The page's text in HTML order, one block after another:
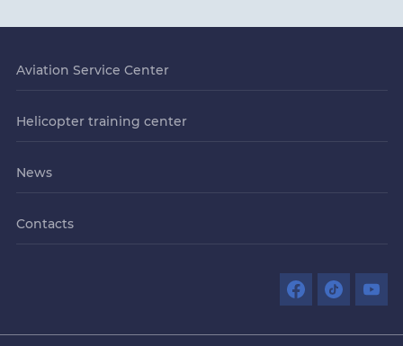
Aviation Service Center
Helicopter training center
News
Contacts